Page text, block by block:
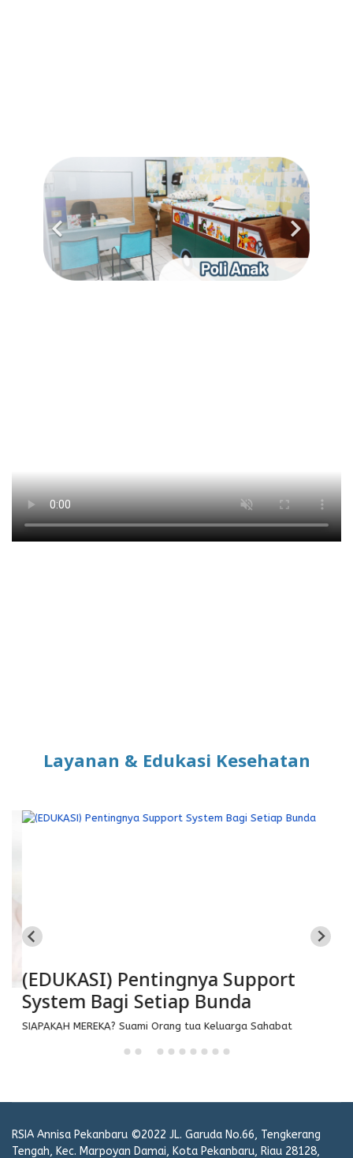
Layanan & Edukasi Kesehatan
(EDUKASI) Pentingnya Support
System Bagi Setiap Bunda
SIAPAKAH MEREKA? Suami Orang tua Keluarga Sahabat
RSIA Annisa Pekanbaru ©2022 JL. Garuda No.66, Tengkerang
Tengah, Kec. Marpoyan Damai, Kota Pekanbaru, Riau 28128,